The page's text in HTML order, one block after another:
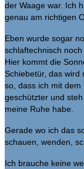
der Waage war. Ich
genau am richtigen
Eben wurde sogar
schlaftechnisch
Hier kommt die
Schiebetür, das
so, dass ich mit
geschützter und
meine Ruhe habe.
Gerade wo ich das
schauen, wenden,
Ich brauche keine